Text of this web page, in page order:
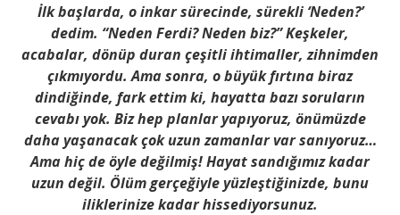
İlk başlarda, o inkar sürecinde, sürekli ‘Neden?’
dedim. “Neden Ferdi? Neden biz?” Keşkeler,
acabalar, dönüp duran çeşitli ihtimaller, zihnimden
çıkmıyordu. Ama sonra, o büyük fırtına biraz
dindiğinde, fark ettim ki, hayatta bazı soruların
cevabı yok. Biz hep planlar yapıyoruz, önümüzde
daha yaşanacak çok uzun zamanlar var sanıyoruz…
Ama hiç de öyle değilmiş! Hayat sandığımız kadar
uzun değil. Ölüm gerçeğiyle yüzleştiğinizde, bunu
iliklerinize kadar hissediyorsunuz.